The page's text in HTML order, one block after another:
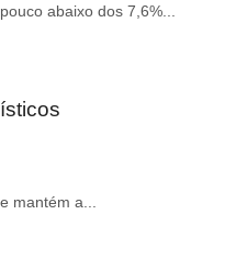
abaixo dos 7,6%...
mantém a...